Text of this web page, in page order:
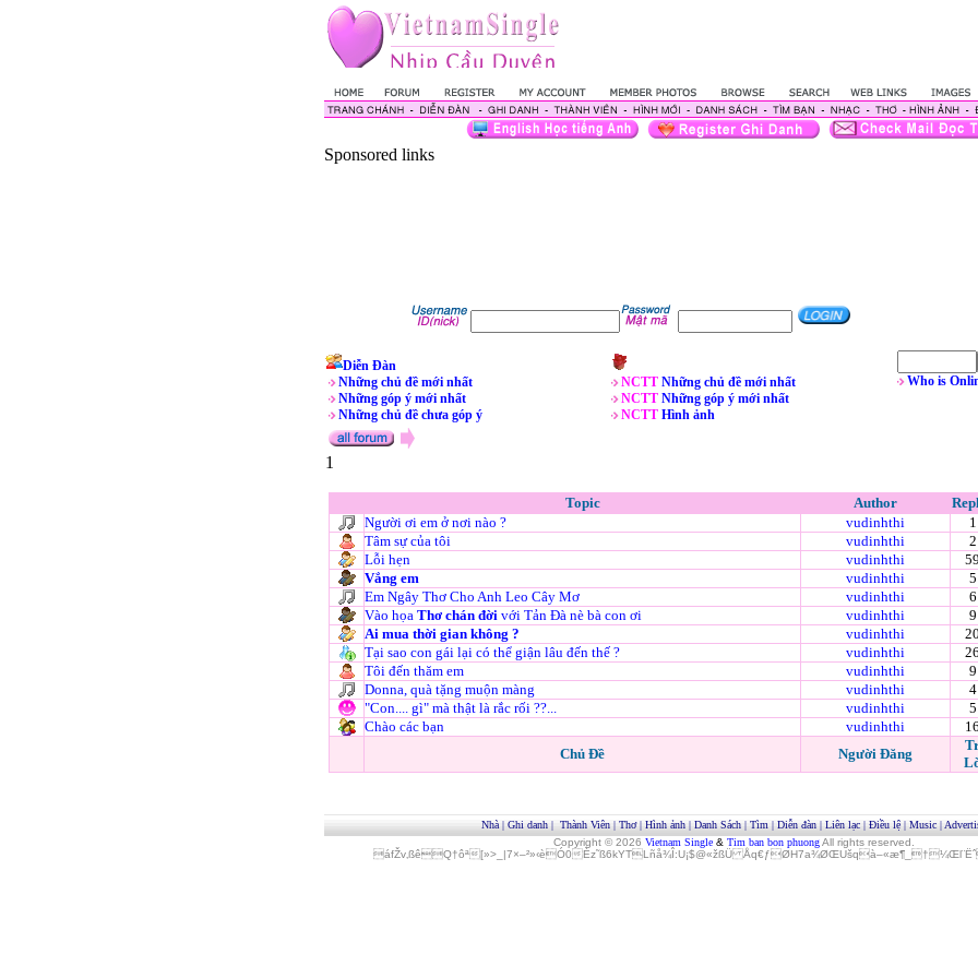
Sponsored links
Diễn Đàn
Những chủ đề mới nhất
Những góp ý mới nhất
Những chủ đề chưa góp ý
NCTT Những chủ đề mới nhất
NCTT Những góp ý mới nhất
NCTT Hình ảnh
Who is
1
Topic Author
Người ơi em ở nơi nào ?
vudinhthi
1
Tâm sự của tôi
vudinhthi
2
Lỗi hẹn
vudinhthi
Vắng em
vudinhthi
5
Em Ngây Thơ Cho Anh Leo Cây Mơ
vudinhthi
6
Vào họa Thơ chán đời với Tản Đà nè bà con ơi vudinhthi
9
Ai mua thời gian không ?
vudinhthi
Tại sao con gái lại có thể giận lâu đến thế ?
vudinhthi
Tôi đến thăm em
vudinhthi
9
Donna, quà tặng muộn màng
vudinhthi
4
"Con.... gì" mà thật là rắc rối ??...
vudinhthi
5
Chào các bạn
vudinhthi
Chủ Đề
Người Đăng
Nhà | Ghi danh | Thành Viên | Thơ| Hình ảnh | Danh Sách | Tìm | Diễn đàn | Liên lạc | Điều lệ | Music |
Copyright © 2026 Vietnam Single& Tim ban bon phuong All rights reserved.
áfŽv‚ßêQ†ôª[»>_|7×–²»‹èÓ0Èz˜ß6kYTLñå¾Î:U¡$@«žßÜ